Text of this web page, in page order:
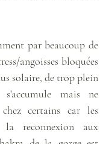
par beaucoup de
angoisses bloquées
solaire, de trop plein
mais ne
chez certains car les
la reconnexion aux